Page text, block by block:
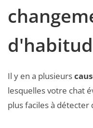
Il y en a plusieurs
lesquelles votre chat
plus faciles à détecter